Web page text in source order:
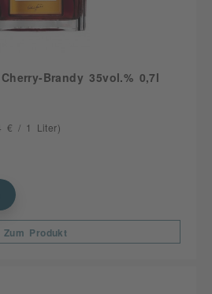
Brandy 35vol.% 0,7l
€ / 1 Liter)
Zum Produkt